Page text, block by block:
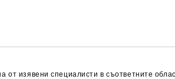
от изявени специалисти в съответните